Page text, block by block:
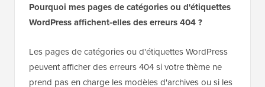
Pourquoi mes pages de catégories ou d'étiquettes
WordPress affichent-elles des erreurs 404 ?
Les pages de catégories ou d'étiquettes WordPress
peuvent afficher des erreurs 404 si votre thème ne
prend pas en charge les modèles d'archives ou si les